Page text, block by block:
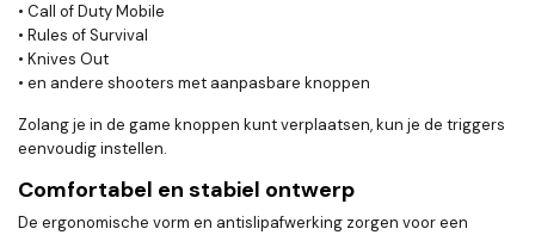
• Call of Duty Mobile
• Rules of Survival
• Knives Out
• en andere shooters met aanpasbare knoppen
Zolang je in de game knoppen kunt verplaatsen, kun je de triggers
eenvoudig instellen.
Comfortabel en stabiel ontwerp
De ergonomische vorm en antislipafwerking zorgen voor een